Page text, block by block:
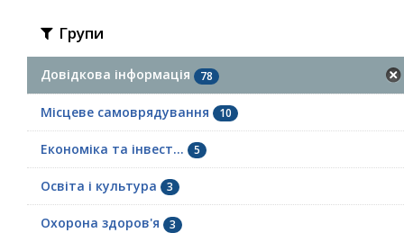
Групи
Довідкова інформація 78
Місцеве самоврядування 10
Економіка та інвест... 5
Освіта і культура 3
Охорона здоров'я 3